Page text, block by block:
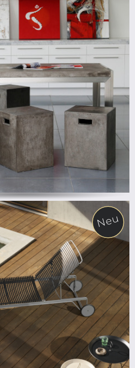
Neu